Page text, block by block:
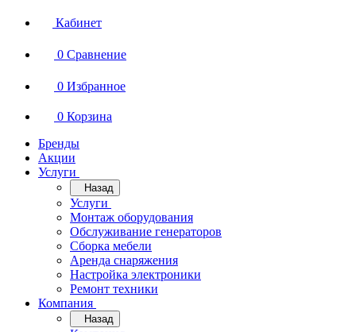
Кабинет
0 Сравнение
0 Избранное
0 Корзина
Бренды
Акции
Услуги
Назад
Услуги
Монтаж оборудования
Обслуживание генераторов
Сборка мебели
Аренда снаряжения
Настройка электроники
Ремонт техники
Компания
Назад